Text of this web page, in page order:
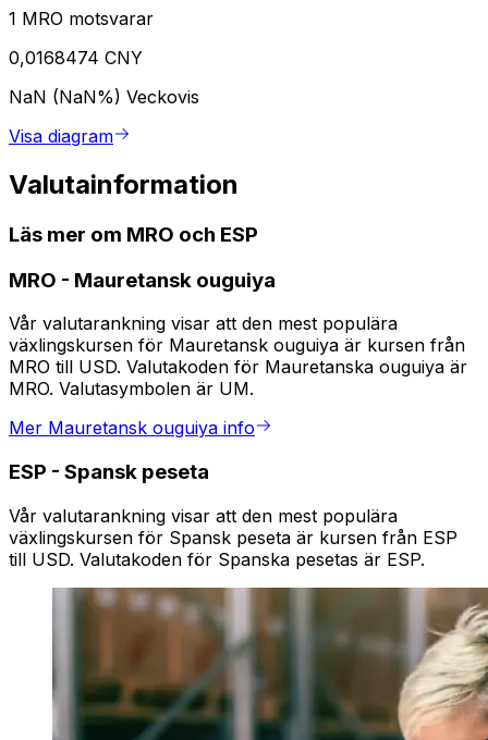
1 MRO motsvarar
0,0168474 CNY
NaN (NaN%) Veckovis
Visa diagram
Valutainformation
Läs mer om MRO och ESP
MRO - Mauretansk ouguiya
Vår valutarankning visar att den mest populära
växlingskursen för Mauretansk ouguiya är kursen från
MRO till USD. Valutakoden för Mauretanska ouguiya är
MRO. Valutasymbolen är UM.
Mer Mauretansk ouguiya info
ESP - Spansk peseta
Vår valutarankning visar att den mest populära
växlingskursen för Spansk peseta är kursen från ESP
till USD. Valutakoden för Spanska pesetas är ESP.